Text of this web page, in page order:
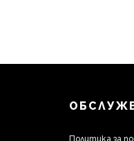
Политика за